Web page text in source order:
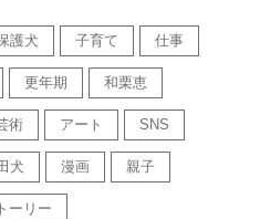
護犬 子育て 仕事
更年期 和栗恵
術 アート SNS
犬 漫画 親子
ーリー